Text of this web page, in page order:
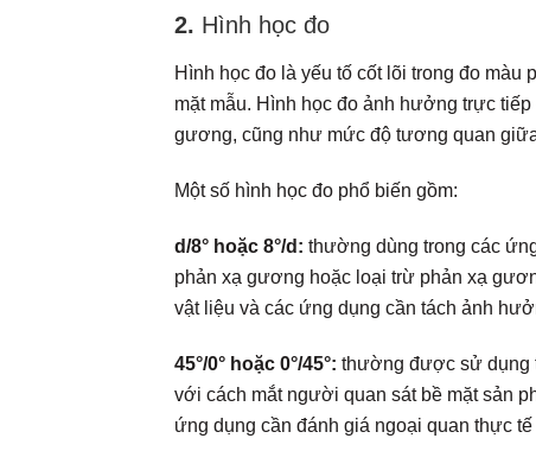
2. Hình học đo
Hình học đo là yếu tố cốt lõi trong đo
mặt mẫu. Hình học đo ảnh hưởng trực
gương, cũng như mức độ tương quan
Một số hình học đo phổ biến gồm:
d/8° hoặc 8°/d: thường dùng trong các
phản xạ gương hoặc loại trừ phản xạ
vật liệu và các ứng dụng cần tách ảnh
45°/0° hoặc 0°/45°: thường được sử dụng
với cách mắt người quan sát bề mặt sản
ứng dụng cần đánh giá ngoại quan thực